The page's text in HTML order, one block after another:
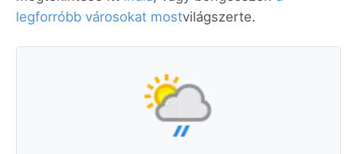
legforróbb városokat mostvilágszerte.